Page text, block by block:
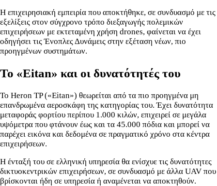
Η επιχειρησιακή εμπειρία που αποκτήθηκε, σε συνδυασμό με τις
εξελίξεις στον σύγχρονο τρόπο διεξαγωγής πολεμικών
επιχειρήσεων με εκτεταμένη χρήση drones, φαίνεται να έχει
οδηγήσει τις Ένοπλες Δυνάμεις στην εξέταση νέων, πιο
προηγμένων συστημάτων.
Το «Eitan» και οι δυνατότητές του
Το Heron TP («Eitan») θεωρείται από τα πιο προηγμένα μη
επανδρωμένα αεροσκάφη της κατηγορίας του. Έχει δυνατότητα
μεταφοράς φορτίου περίπου 1.000 κιλών, επιχειρεί σε μεγάλα
υψόμετρα που φτάνουν έως και τα 45.000 πόδια και μπορεί να
παρέχει εικόνα και δεδομένα σε πραγματικό χρόνο στα κέντρα
επιχειρήσεων.
Η ένταξή του σε ελληνική υπηρεσία θα ενίσχυε τις δυνατότητες
δικτυοκεντρικών επιχειρήσεων, σε συνδυασμό με άλλα UAV που
βρίσκονται ήδη σε υπηρεσία ή αναμένεται να αποκτηθούν.